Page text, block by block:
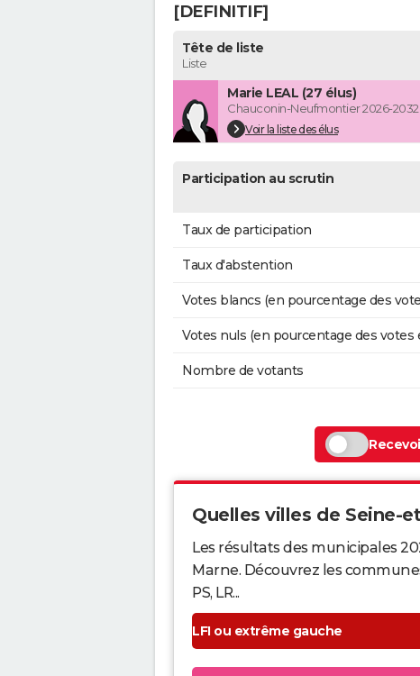
[DEFINITIF]
Tête de liste
Liste
Marie LEAL (27 élus)
Chauconin-Neufmontier 2026-2032
Voir la liste des élus
Participation au scrutin
Taux de participation
Taux d'abstention
Votes blancs (en pourcentage des
Votes nuls (en pourcentage des votes
Nombre de votants
Quelles villes de Seine-
Les résultats des municipales
Marne. Découvrez les
PS, LR...
LFI ou extrême gauche